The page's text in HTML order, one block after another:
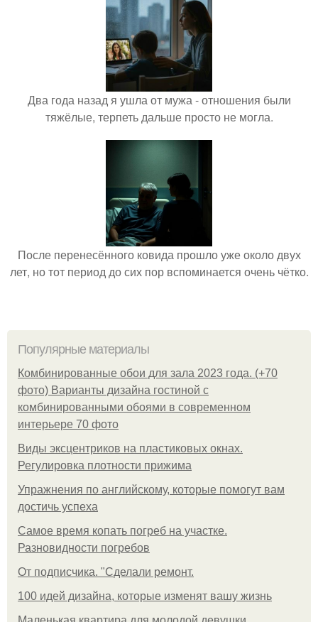
Два года назад я ушла от мужа - отношения были
тяжёлые, терпеть дальше просто не могла.
После перенесённого ковида прошло уже около двух
лет, но тот период до сих пор вспоминается очень чётко.
Популярные материалы
Комбинированные обои для зала 2023 года. (+70
фото) Варианты дизайна гостиной с
комбинированными обоями в современном
интерьере 70 фото
Виды эксцентриков на пластиковых окнах.
Регулировка плотности прижима
Упражнения по английскому, которые помогут вам
достичь успеха
Самое время копать погреб на участке.
Разновидности погребов
От подписчика. "Сделали ремонт.
100 идей дизайна, которые изменят вашу жизнь